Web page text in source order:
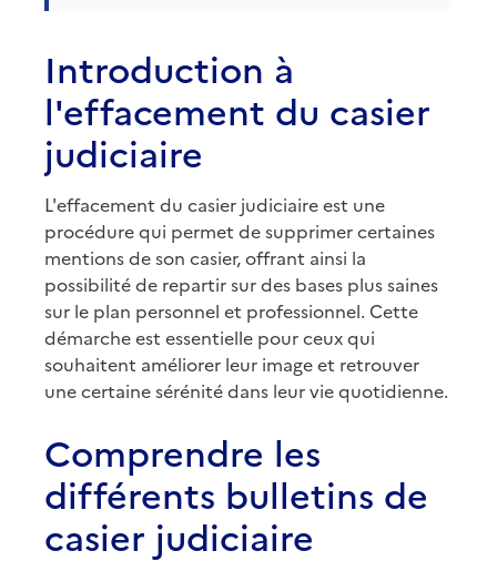
Introduction à
l'effacement du casier
judiciaire
L'effacement du casier judiciaire est une
procédure qui permet de supprimer certaines
mentions de son casier, offrant ainsi la
possibilité de repartir sur des bases plus saines
sur le plan personnel et professionnel. Cette
démarche est essentielle pour ceux qui
souhaitent améliorer leur image et retrouver
une certaine sérénité dans leur vie quotidienne.
Comprendre les
différents bulletins de
casier judiciaire